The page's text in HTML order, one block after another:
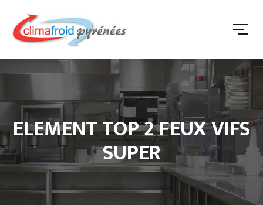
ELEMENT TOP 2 FEUX VIFS
SUPER